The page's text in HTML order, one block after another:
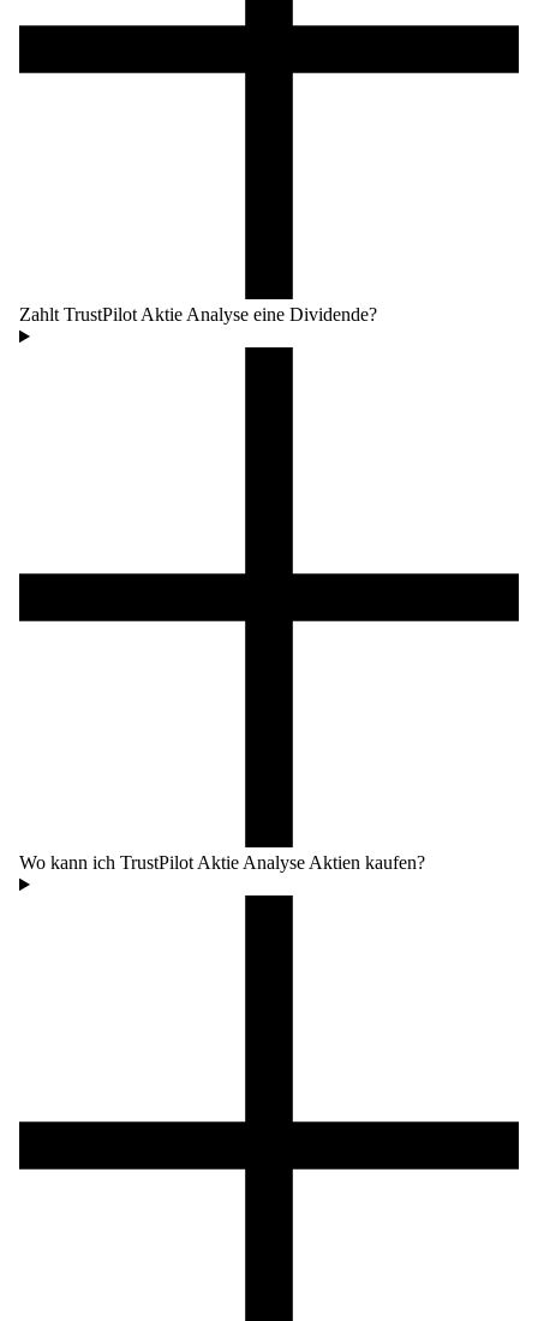
Zahlt TrustPilot Aktie Analyse eine Dividende?
Wo kann ich TrustPilot Aktie Analyse Aktien kaufen?